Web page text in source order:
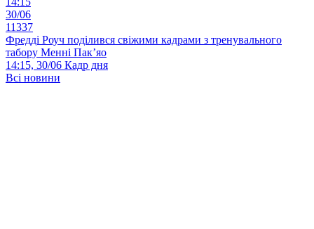
30/06
11337
Фредді Роуч поділився свіжими кадрами з тренувального
табору Менні Пак’яо
14:15, 30/06 Кадр дня
Всі новини